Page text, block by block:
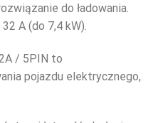
do ładowania.
A (do 7,4 kW).
/ 5PIN to
pojazdu elektrycznego,